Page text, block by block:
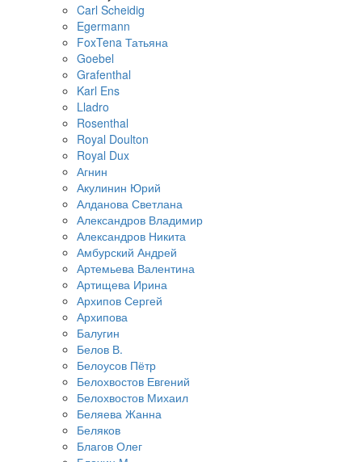
Carl Scheidig
Egermann
FoxTena Татьяна
Goebel
Grafenthal
Karl Ens
Lladro
Rosenthal
Royal Doulton
Royal Dux
Агнин
Акулинин Юрий
Алданова Светлана
Александров Владимир
Александров Никита
Амбурский Андрей
Артемьева Валентина
Артищева Ирина
Архипов Сергей
Архипова
Балугин
Белов В.
Белоусов Пётр
Белохвостов Евгений
Белохвостов Михаил
Беляева Жанна
Беляков
Благов Олег